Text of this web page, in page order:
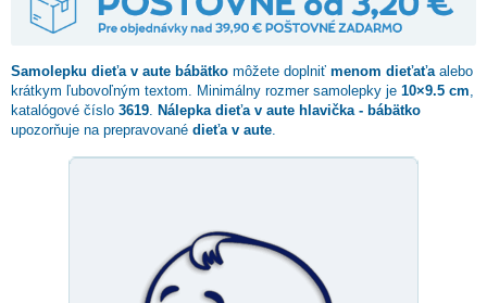
Samolepku dieťa v aute bábätko môžete doplniť menom dieťaťa alebo
krátkym ľubovoľným textom. Minimálny rozmer samolepky je 10×9.5 cm
katalógové číslo 3619
Nálepka dieťa v aute hlavička - bábätko
upozorňuje na prepravované dieťa v aute